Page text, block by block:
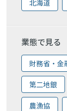
北海道
業態で見る
財務省・金
第二地銀
農漁協